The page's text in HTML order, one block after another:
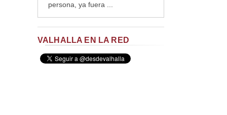
persona, ya fuera ...
VALHALLA EN LA RED